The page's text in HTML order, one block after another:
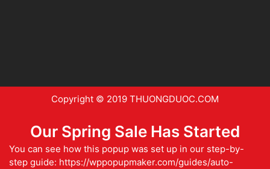
Copyright © 2019 THUONGDUOC.COM
Our Spring Sale Has Started
You can see how this popup was set up in our step-by-
step guide: https://wppopupmaker.com/guides/auto-